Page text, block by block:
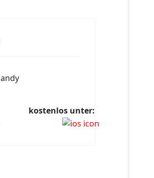
kostenlos unter: